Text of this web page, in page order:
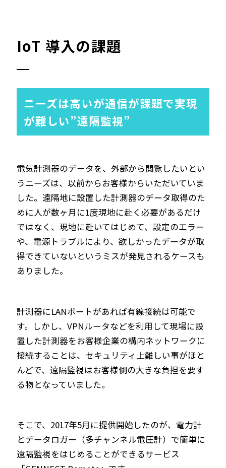
IoT 導入の課題
ニーズは高いが通信が課題で実現
が難しい”遠隔監視”
電気計測器のデータを、外部から閲覧したいとい
うニーズは、以前からお客様からいただいていま
した。遠隔地に設置した計測器のデータ取得のた
めに人が数ヶ月に1度現地に赴く必要があるだけ
ではなく、現地に赴いてはじめて、設定のエラー
や、電源トラブルにより、欲しかったデータが取
得できていないというミスが発見されるケースも
ありました。
計測器にLANポートがあれば有線接続は可能で
す。しかし、VPNルータなどを利用して現場に設
置した計測器をお客様企業の構内ネットワークに
接続することは、セキュリティ上難しい事がほと
んどで、遠隔監視はお客様側の大きな負担を要す
る物となっていました。
そこで、2017年5月に提供開始したのが、電力計
とデータロガー（多チャンネル電圧計）で簡単に
遠隔監視をはじめることができるサービス